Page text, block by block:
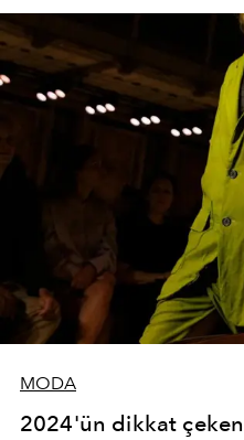
MODA
2024'ün dikkat